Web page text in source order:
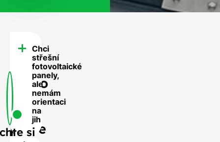
FAQ
-
Často
se
nás
ptáte
Chci
střešní
fotovoltaické
panely,
ale
nemám
orientaci
na
jih
si